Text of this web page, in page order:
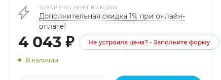
ТОВАР УЧАСТВУЕТ В АКЦИЯХ
Дополнительная скидка 1% при онлайн-
оплате!
4 043 ₽ Не устроила цена? - Заполните форму
В наличии